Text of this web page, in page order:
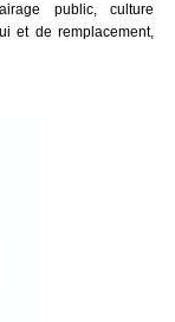
public, culture
et de remplacement,